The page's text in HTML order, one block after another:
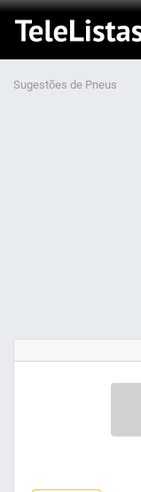
Sugestões de Pneus